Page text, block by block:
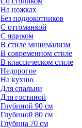
На ножках
Без подлокотников
С оттоманкой
С ящиком
В стиле минимализм
В современном стиле
В классическом стиле
Недорогие
На кухню
Для спальни
Для гостиной
Глубиной 90 см
Глубиной 80 см
Глубина 70 см